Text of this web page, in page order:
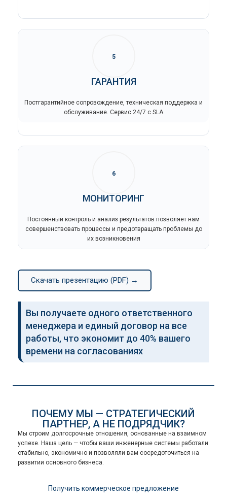
5
ГАРАНТИЯ
Постгарантийное сопровождение, техническая поддержка и
обслуживание. Сервис 24/7 с SLA
6
МОНИТОРИНГ
Постоянный контроль и анализ результатов позволяет нам
совершенствовать процессы и предотвращать проблемы до
их возникновения
Скачать презентацию (PDF) →
Вы получаете одного ответственного
менеджера и единый договор на все
работы, что экономит до 40% вашего
времени на согласованиях
ПОЧЕМУ МЫ — СТРАТЕГИЧЕСКИЙ
ПАРТНЕР, А НЕ ПОДРЯДЧИК?
Мы строим долгосрочные отношения, основанные на взаимном
успехе. Наша цель — чтобы ваши инженерные системы работали
стабильно, экономично и позволяли вам сосредоточиться на
развитии основного бизнеса.
Получить коммерческое предложение